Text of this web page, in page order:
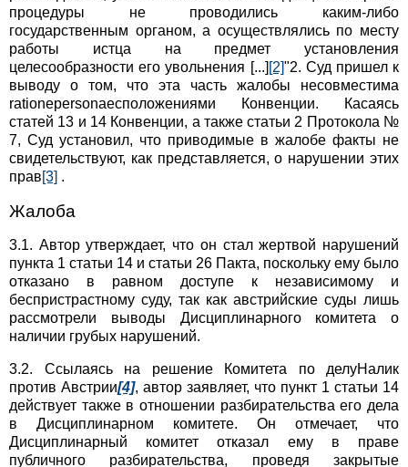
процедуры не проводились каким-либо
государственным органом, а осуществлялись по месту
работы истца на предмет установления
целесообразности его увольнения [...] [2]"2. Суд пришел к
выводу о том, что эта часть жалобы несовместима
rationepersonaecположениями Конвенции. Касаясь
статей 13 и 14 Конвенции, а также статьи 2 Протокола №
7, Суд установил, что приводимые в жалобе факты не
свидетельствуют, как представляется, о нарушении этих
прав[3] .
Жалоба
3.1. Автор утверждает, что он стал жертвой нарушений
пункта 1 статьи 14 и статьи 26 Пакта, поскольку ему было
отказано в равном доступе к независимому и
беспристрастному суду, так как австрийские суды лишь
рассмотрели выводы Дисциплинарного комитета о
наличии грубых нарушений.
3.2. Ссылаясь на решение Комитета по делуНалик
против Австрии[4], автор заявляет, что пункт 1 статьи 14
действует также в отношении разбирательства его дела
в Дисциплинарном комитете. Он отмечает, что
Дисциплинарный комитет отказал ему в праве
публичного разбирательства, проведя закрытые